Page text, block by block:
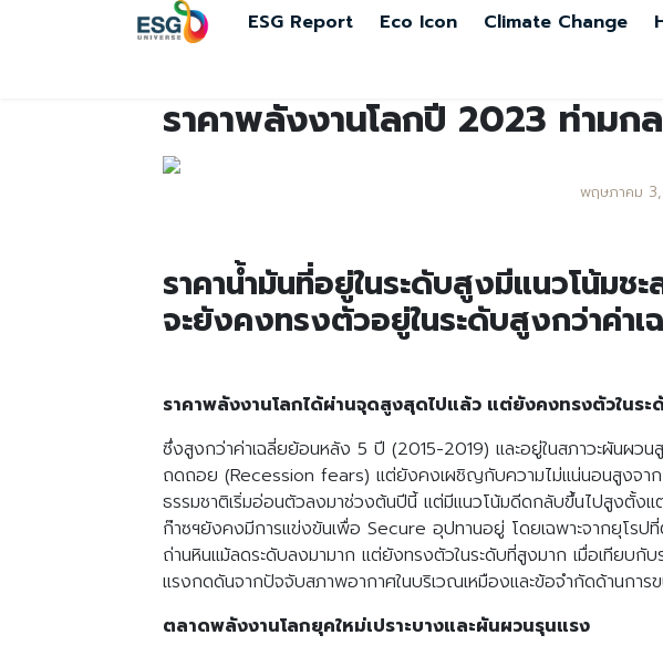
ESG Report Eco Icon Climate Change
ราคาพลังงานโลกปี 2023 ท่ามก
พฤษภาคม
ราคาน้ำมันที่อยู่ในระดับสูงมีแนวโน้ม
จะยังคงทรงตัวอยู่ในระดับสูงกว่าค่า
ราคาพลังงานโลกได้ผ่านจุดสูงสุดไปแล้ว แต่ยังคงทรงตัวในร
ซึ่งสูงกว่าค่าเฉลี่ยย้อนหลัง 5 ปี (2015-2019) และอยู่ในสภาวะผันผ
ถดถอย (Recession fears) แต่ยังคงเผชิญกับความไม่แน่นอนสูงจาก
ธรรมชาติเริ่มอ่อนตัวลงมาช่วงต้นปีนี้ แต่มีแนวโน้มดีดกลับขึ้นไปสูงตั้งแ
ก๊าซฯยังคงมีการแข่งขันเพื่อ Secure อุปทานอยู่ โดยเฉพาะจากยุโรป
ถ่านหินแม้ลดระดับลงมามาก แต่ยังทรงตัวในระดับที่สูงมาก เมื่อเทียบ
แรงกดดันจากปัจจับสภาพอากาศในบริเวณเหมืองและข้อจำกัดด้านการ
ตลาดพลังงานโลกยุคใหม่เปราะบางและผันผวนรุนแรง